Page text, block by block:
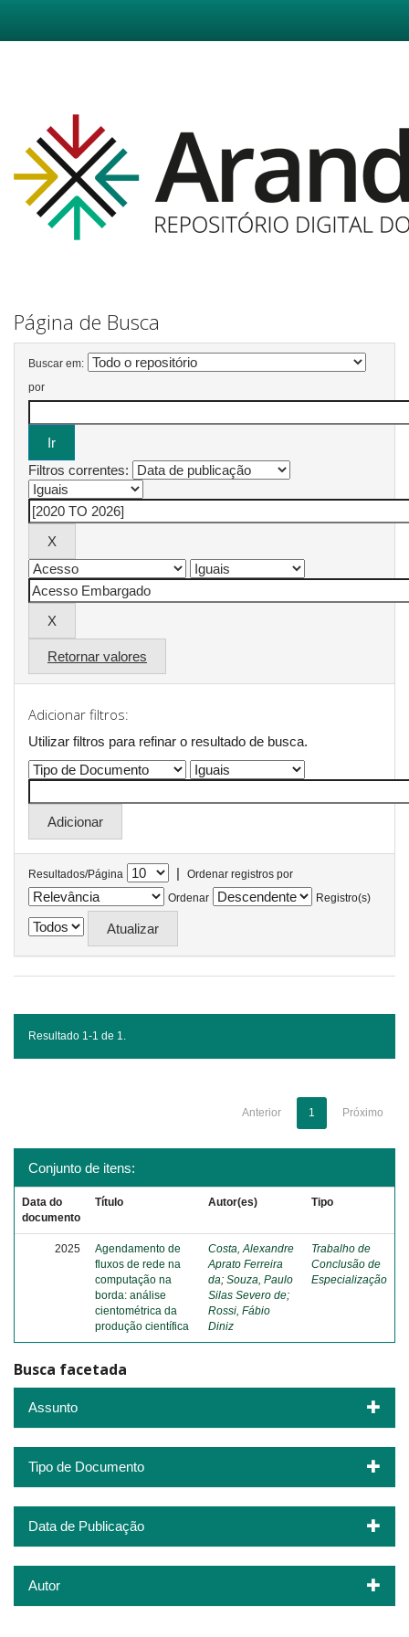
Página de Busca
Buscar em:
por
Filtros correntes:
Retornar valores
Adicionar filtros:
Utilizar filtros para refinar o resultado de busca.
Resultados/Página |
Ordenar registros por
Ordenar
Registro(s)
Resultado 1-1 de 1.
Anterior 1 Próximo
Conjunto de itens:
Data do
documento
Título Autor(es) Tipo
2025
Agendamento de
fluxos de rede na
computação na
borda: análise
cientométrica da
produção científica
Costa, Alexandre
Aprato Ferreira
da; Souza, Paulo
Silas Severo de;
Rossi, Fábio
Diniz
Trabalho de
Conclusão de
Especialização
Busca facetada
Assunto
Tipo de Documento
Data de Publicação
Autor